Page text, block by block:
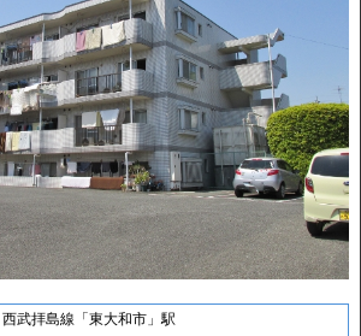
西武拝島線「東大和市」駅